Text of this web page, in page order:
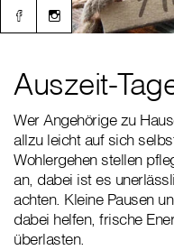
Auszeit-
Wer Angehörige zu
allzu leicht auf sich
Wohlergehen stellen
an, dabei ist es
achten. Kleine Pausen
dabei helfen, frische
überlasten.